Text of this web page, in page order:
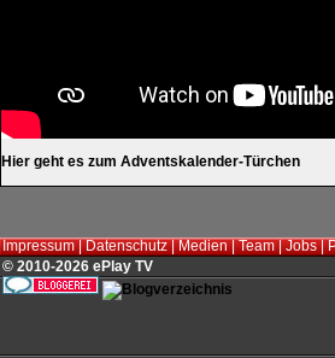
Hier geht es zum Adventskalender-Türchen
Impressum|Datenschutz|Medien|Team|Jobs|
© 2010-2026 ePlay TV